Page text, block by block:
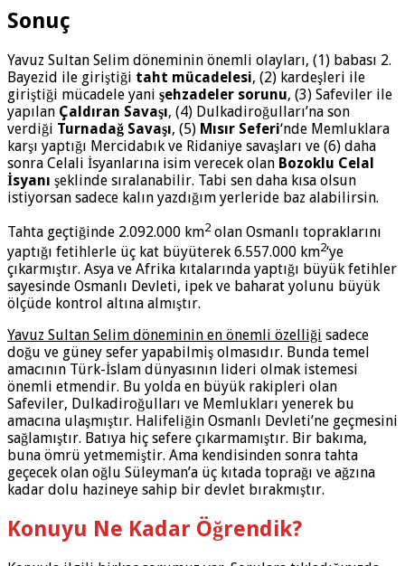
Sonuç
Yavuz Sultan Selim döneminin önemli olayları, (1) babası 2.
Bayezid ile giriştiği taht mücadelesi, (2) kardeşleri ile
giriştiği mücadele yani şehzadeler sorunu, (3) Safeviler ile
yapılan Çaldıran Savaşı, (4) Dulkadiroğulları’na son
verdiği Turnadağ Savaşı, (5) Mısır Seferi‘nde Memluklara
karşı yaptığı Mercidabık ve Ridaniye savaşları ve (6) daha
sonra Celali İsyanlarına isim verecek olan Bozoklu Celal
İsyanı şeklinde sıralanabilir. Tabi sen daha kısa olsun
istiyorsan sadece kalın yazdığım yerleride baz alabilirsin.
Tahta geçtiğinde 2.092.000 km2 olan Osmanlı topraklarını
yaptığı fetihlerle üç kat büyüterek 6.557.000 km2‘ye
çıkarmıştır. Asya ve Afrika kıtalarında yaptığı büyük fetihler
sayesinde Osmanlı Devleti, ipek ve baharat yolunu büyük
ölçüde kontrol altına almıştır.
Yavuz Sultan Selim döneminin en önemli özelliği sadece
doğu ve güney sefer yapabilmiş olmasıdır. Bunda temel
amacının Türk-İslam dünyasının lideri olmak istemesi
önemli etmendir. Bu yolda en büyük rakipleri olan
Safeviler, Dulkadiroğulları ve Memlukları yenerek bu
amacına ulaşmıştır. Halifeliğin Osmanlı Devleti’ne geçmesini
sağlamıştır. Batıya hiç sefere çıkarmamıştır. Bir bakıma,
buna ömrü yetmemiştir. Ama kendisinden sonra tahta
geçecek olan oğlu Süleyman’a üç kıtada toprağı ve ağzına
kadar dolu hazineye sahip bir devlet bırakmıştır.
Konuyu Ne Kadar Öğrendik?